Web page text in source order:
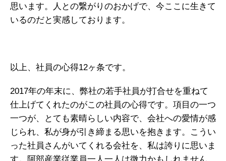
思います。人との繋がりのおかげで、今ここに生きて
いるのだと実感しております。
以上、社員の心得12ヶ条です。
2017年の年末に、弊社の若手社員が打合せを重ねて
仕上げてくれたのがこの社員の心得です。項目の一つ
一つが、とても素晴らしい内容で、会社への愛情が感
じられ、私が身が引き締まる思いを抱きます。こうい
った社員さんがいてくれる会社を、私は誇りに思いま